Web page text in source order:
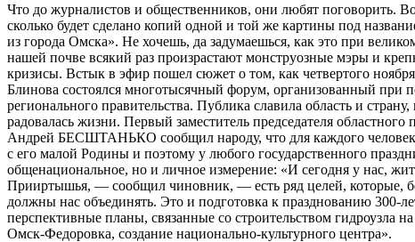
Что до журналистов и общественников, они любят поговорить.
сколько будет сделано копий одной и той же картины под
из города Омска». Не хочешь, да задумаешься, как это при
нашей почве всякий раз произрастают монструозные мэры и
кризисы. Встык в эфир пошел сюжет о том, как четвертого
Блинова состоялся многотысячный форум, организованный при
регионального правительства. Публика славила область и страну,
радовалась жизни. Первый заместитель председателя областного
Андрей БЕСШТАНЬКО сообщил народу, что для каждого
с его малой Родины и поэтому у любого государственного
общенациональное, но и личное измерение: «И сегодня у нас,
Прииртышья, — сообщил чиновник, — есть ряд целей, которые,
должны нас объединять. Это и подготовка к празднованию 300-
перспективные планы, связанные со строительством гидроузла
Омск-Федоровка, создание национально-культурного центра».